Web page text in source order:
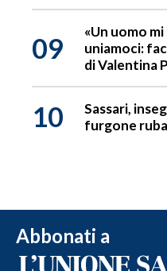
09
«Un uomo
uniamoci:
di Valentina
10
Sassari,
furgone
Abbonati a